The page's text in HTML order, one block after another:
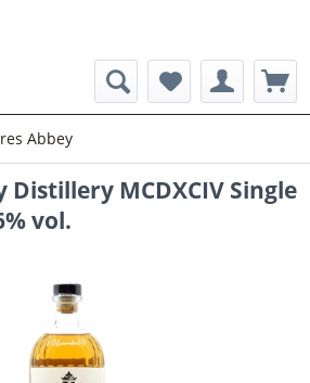
Abbey
Distillery MCDXCIV Single
vol.